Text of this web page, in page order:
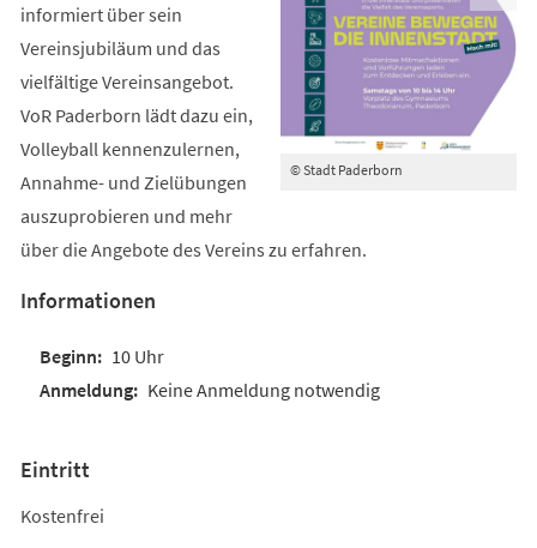
© Stadt Paderborn
informiert über sein
Vereinsjubiläum und das
vielfältige Vereinsangebot.
VoR Paderborn lädt dazu ein,
Volleyball kennenzulernen,
Annahme- und Zielübungen
auszuprobieren und mehr
über die Angebote des Vereins zu erfahren.
Informationen
10 Uhr
Keine Anmeldung notwendig
Eintritt
Kostenfrei